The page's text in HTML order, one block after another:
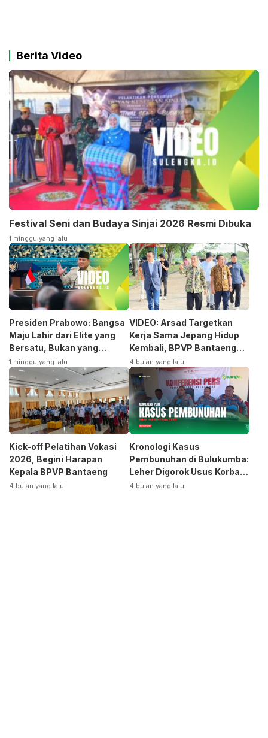
Berita Video
Festival Seni dan Budaya Sinjai 2026 Resmi Dibuka
1 minggu yang lalu
Presiden Prabowo: Bangsa
Maju Lahir dari Elite yang
Bersatu, Bukan yang
Terpecah
1 minggu yang lalu
VIDEO: Arsad Targetkan
Kerja Sama Jepang Hidup
Kembali, BPVP Bantaeng
Siap Bangkitkan Jurusan
Otomotif
4 bulan yang lalu
Kick-off Pelatihan Vokasi
2026, Begini Harapan
Kepala BPVP Bantaeng
4 bulan yang lalu
Kronologi Kasus
Pembunuhan di Bulukumba:
Leher Digorok Usus Korban
Dikeluarkan
4 bulan yang lalu